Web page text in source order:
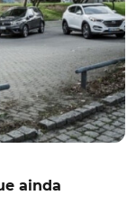
ainda